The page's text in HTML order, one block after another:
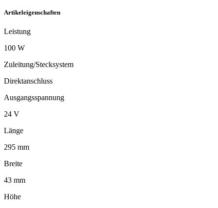
Artikeleigenschaften
Leistung
100 W
Zuleitung/Stecksystem
Direktanschluss
Ausgangsspannung
24 V
Länge
295 mm
Breite
43 mm
Höhe